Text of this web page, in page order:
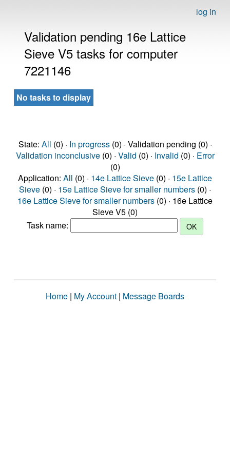
log in
Validation pending 16e Lattice
Sieve V5 tasks for computer
7221146
No tasks to display
State: All (0) · In progress(0) · Validation pending (0) ·
Validation inconclusive(0) · Valid (0) · Invalid (0) · Error
(0)
Application: All (0) · 14e Lattice Sieve (0) · 15e Lattice
Sieve (0) · 15e Lattice Sieve for smaller numbers (0) ·
16e Lattice Sieve for smaller numbers (0) · 16e Lattice
Sieve V5 (0)
Task name:
Home | My Account | Message Boards